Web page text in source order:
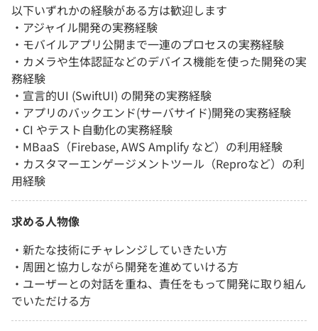
以下いずれかの経験がある方は歓迎します
・アジャイル開発の実務経験
・モバイルアプリ公開まで一連のプロセスの実務経験
・カメラや生体認証などのデバイス機能を使った開発の実
務経験
・宣言的UI (SwiftUI) の開発の実務経験
・アプリのバックエンド(サーバサイド)開発の実務経験
・CI やテスト自動化の実務経験
・MBaaS（Firebase, AWS Amplify など）の利用経験
・カスタマーエンゲージメントツール（Reproなど）の利
用経験
求める人物像
・新たな技術にチャレンジしていきたい方
・周囲と協力しながら開発を進めていける方
・ユーザーとの対話を重ね、責任をもって開発に取り組ん
でいただける方